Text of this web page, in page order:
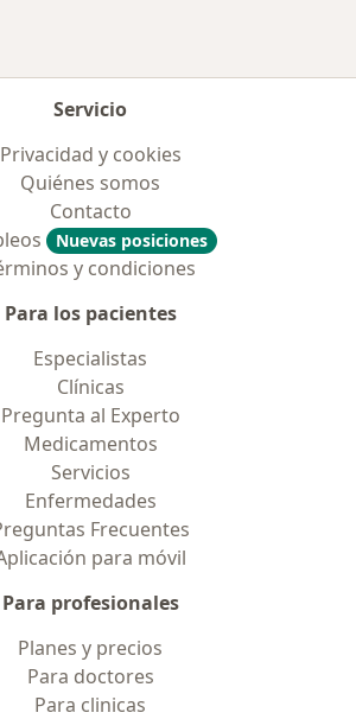
Servicio
Privacidad y cookies
Quiénes somos
Contacto
Nuevas posiciones
y condiciones
Para los pacientes
Especialistas
Clínicas
Pregunta al Experto
Medicamentos
Servicios
Enfermedades
Frecuentes
para móvil
Para profesionales
Planes y precios
Para doctores
Para clinicas